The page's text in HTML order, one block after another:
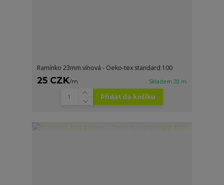
Ramínko 23mm vínová - Oeko-tex standard 100
25 CZK/m Skladem 20 m
Přidat do košíku